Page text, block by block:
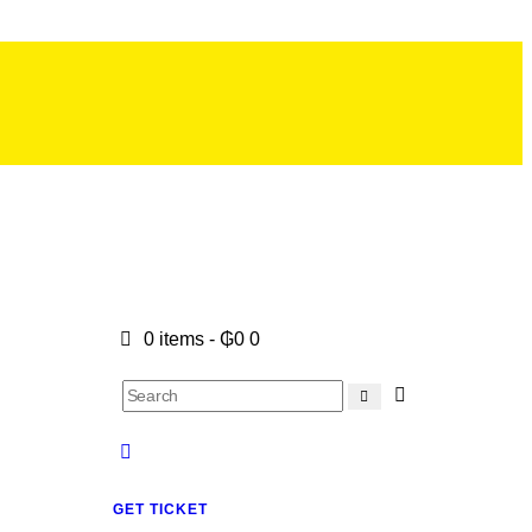
0 items - ₲0 0
GET TICKET